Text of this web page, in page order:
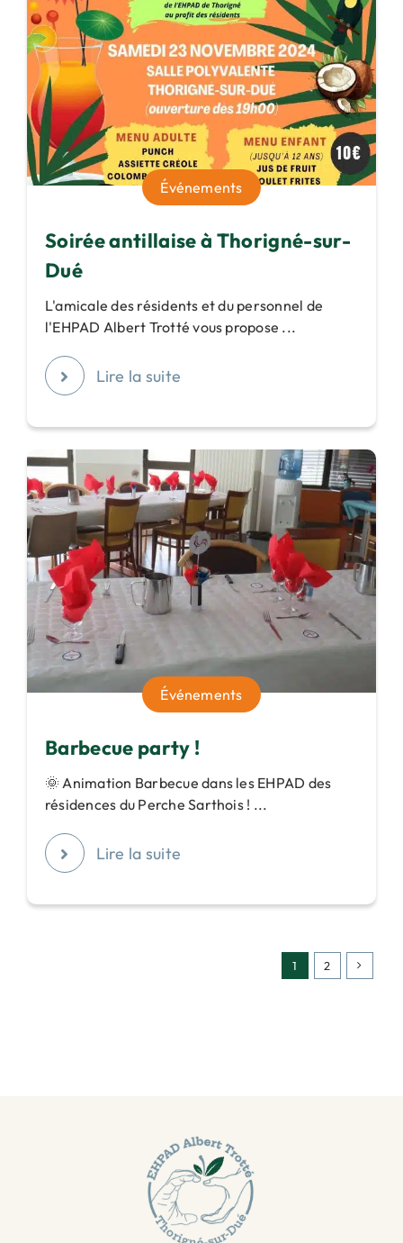
Événements
Soirée antillaise à Thorigné-sur-
Dué
L'amicale des résidents et du personnel de
l'EHPAD Albert Trotté vous propose ...
Lire la suite
Événements
Barbecue party !
🌞 Animation Barbecue dans les EHPAD des
résidences du Perche Sarthois ! ...
Lire la suite
1 2